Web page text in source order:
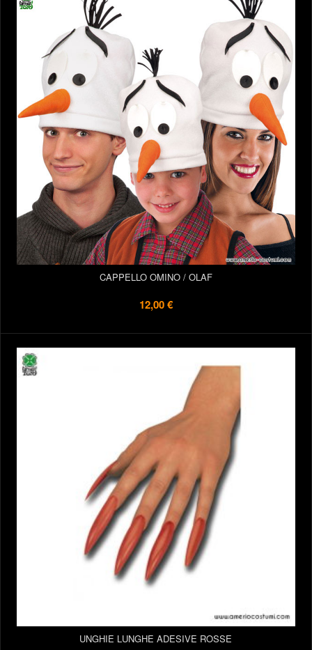
CAPPELLO OMINO / OLAF
12,00 €
UNGHIE LUNGHE ADESIVE ROSSE